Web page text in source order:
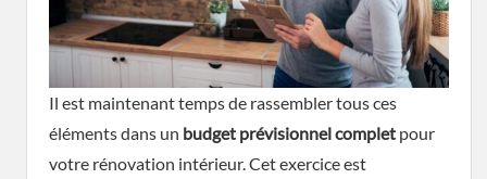
Il est maintenant temps de rassembler tous ces
éléments dans un budget prévisionnel complet pour
votre rénovation intérieur. Cet exercice est